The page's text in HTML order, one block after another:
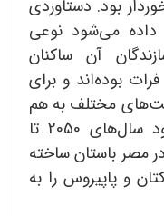
بود. دستاوردی
می‌شود نوعی
آن ساکنان
بوده‌اند و برای
مختلف به هم
می‌چسباندند. در بازه زمانی حدود سال‌های 2050 تا
در مصر باستان ساخته
و پاپیروس را به